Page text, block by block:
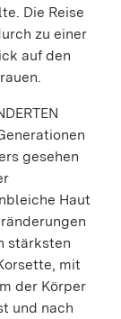
Die Reise
zu einer
auf den
gesehen
Haut
stärksten
mit
der Körper
und nach